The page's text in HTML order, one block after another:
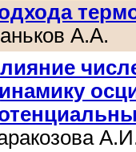
А.А.